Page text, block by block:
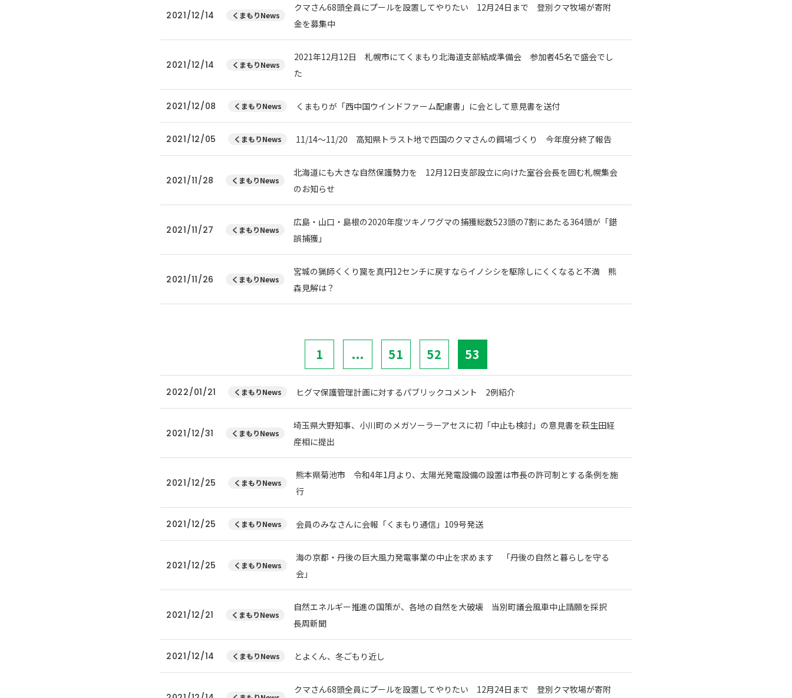
2021/12/14 くまもりNews
クマさん68頭全員にプールを設置してやりたい 12月24日まで 登別クマ牧場が寄附
金を募集中
2021/12/14 くまもりNews
2021年12月12日 札幌市にてくまもり北海道支部結成準備会 参加者45名で盛会でし
た
2021/12/08 くまもりNews くまもりが「西中国ウインドファーム配慮書」に会として意見書を送付
2021/12/05 くまもりNews 11/14～11/20 高知県トラスト地で四国のクマさんの餌場づくり 今年度分終了報告
2021/11/28 くまもりNews
北海道にも大きな自然保護勢力を 12月12日支部設立に向けた室谷会長を囲む札幌集会
のお知らせ
2021/11/27 くまもりNews
広島・山口・島根の2020年度ツキノワグマの捕獲総数523頭の7割にあたる364頭が「錯
誤捕獲」
2021/11/26 くまもりNews
宮城の猟師くくり罠を真円12センチに戻すならイノシシを駆除しにくくなると不満 熊
森見解は？
1 ... 51 52 53
2022/01/21 くまもりNews ヒグマ保護管理計画に対するパブリックコメント 2例紹介
2021/12/31 くまもりNews
埼玉県大野知事、小川町のメガソーラーアセスに初「中止も検討」の意見書を萩生田経
産相に提出
2021/12/25 くまもりNews
熊本県菊池市 令和4年1月より、太陽光発電設備の設置は市長の許可制とする条例を施
行
2021/12/25 くまもりNews 会員のみなさんに会報「くまもり通信」109号発送
2021/12/25 くまもりNews
海の京都・丹後の巨大風力発電事業の中止を求めます 「丹後の自然と暮らしを守る
会」
2021/12/21 くまもりNews
自然エネルギー推進の国策が、各地の自然を大破壊 当別町議会風車中止請願を採択
長周新聞
2021/12/14 くまもりNews とよくん、冬ごもり近し
クマさん68頭全員にプールを設置してやりたい 12月24日まで 登別クマ牧場が寄附